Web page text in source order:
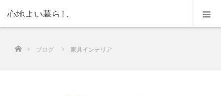
心地よい暮らし
ホームブログ 家具インテリア